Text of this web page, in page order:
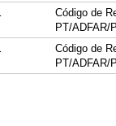
Código de
PT/ADFAR/
Código de
PT/ADFAR/